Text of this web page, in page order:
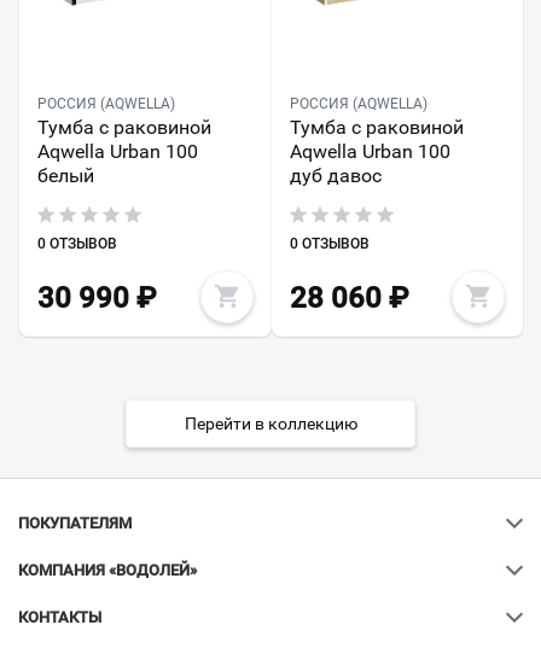
РОССИЯ (AQWELLA)
Тумба с раковиной
Aqwella Urban 100
белый
0 ОТЗЫВОВ
30 990 ₽
РОССИЯ (AQWELLA)
Тумба с раковиной
Aqwella Urban 100
дуб давос
0 ОТЗЫВОВ
28 060₽
Перейти в коллекцию
ПОКУПАТЕЛЯМ
КОМПАНИЯ «ВОДОЛЕЙ»
КОНТАКТЫ